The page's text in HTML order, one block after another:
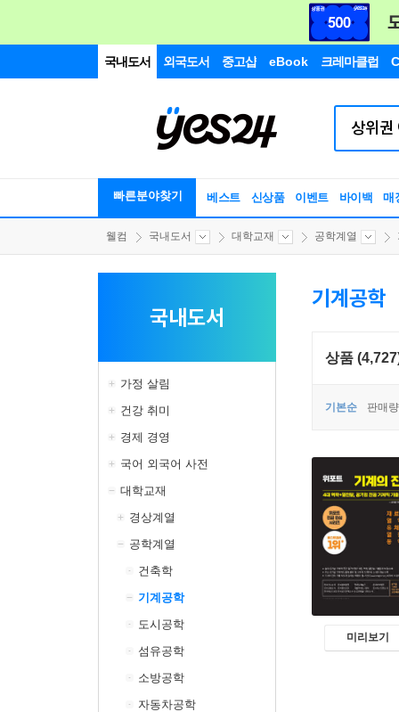
국내도서 외국도서 중고샵 eBook 크레마클럽
빠른분야찾기 베스트 신상품 이벤트 바이백 매
웰컴 국내도서 대학교재 공학계열
국내도서
가정 살림
건강 취미
경제 경영
국어 외국어 사전
대학교재
경상계열
공학계열
건축학
기계공학
도시공학
섬유공학
소방공학
자동차공학
기계공학
상품
기본순 판매
미리보기